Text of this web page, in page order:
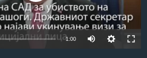
1:00